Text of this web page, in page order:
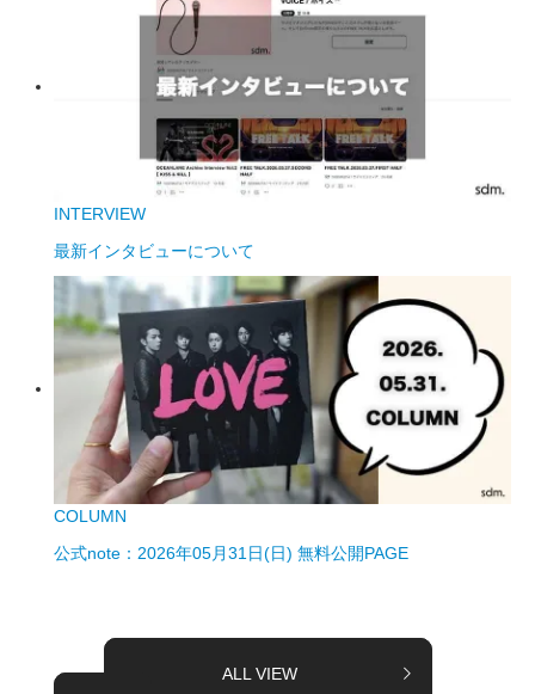
INTERVIEW
最新インタビューについて
COLUMN
公式note：2026年05月31日(日) 無料公開PAGE
ALL VIEW